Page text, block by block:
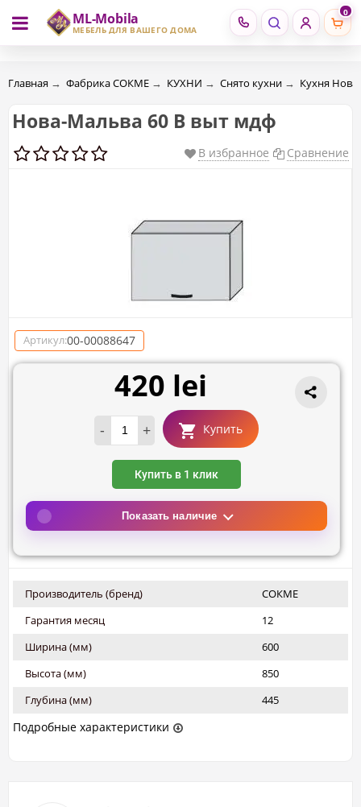
ML-Mobila
МЕБЕЛЬ ДЛЯ ВАШЕГО ДОМА
0
RU RO
Главная → Фабрика СОКМЕ → КУХНИ → Снято кухни → Кухня
Нова-Мальва 60 В выт мдф
В избранное Сравнение
Артикул:00-00088647
420 lei
- + Купить
Купить в 1 клик
Показать наличие
Производитель (бренд)
СОКМЕ
Гарантия месяц
12
Ширина (мм)
600
Высота (мм)
850
Глубина (мм)
445
Подробные характеристики